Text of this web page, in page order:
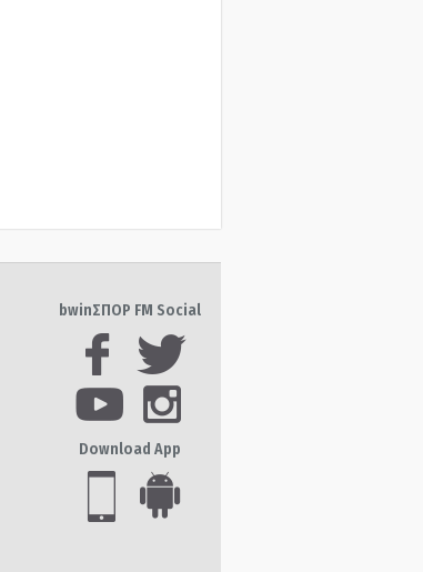
bwinΣΠΟΡ FM Social
Download App